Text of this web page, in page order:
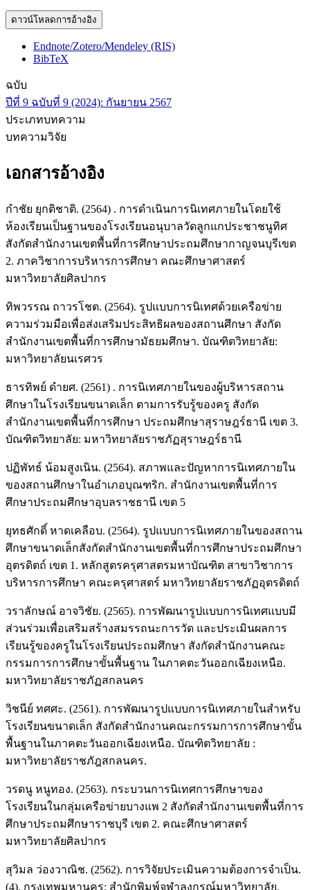
ดาวน์โหลดการอ้างอิง
Endnote/Zotero/Mendeley (RIS)
BibTeX
ฉบับ
ปีที่ 9 ฉบับที่ 9 (2024): กันยายน 2567
ประเภทบทความ
บทความวิจัย
เอกสารอ้างอิง
กำชัย ยุกติชาติ. (2564) . การดำเนินการนิเทศภายในโดยใช้
ห้องเรียนเป็นฐานของโรงเรียนอนุบาลวัดลูกแกประชาชนูทิศ
สังกัดสำนักงานเขตพื้นที่การศึกษาประถมศึกษากาญจนบุรีเขต
2. ภาควิชาการบริหารการศึกษา คณะศึกษาศาสตร์
มหาวิทยาลัยศิลปากร
ทิพวรรณ ถาวรโชต. (2564). รูปแบบการนิเทศด้วยเครือข่าย
ความร่วมมือเพื่อส่งเสริมประสิทธิผลของสถานศึกษา สังกัด
สำนักงานเขตพื้นที่การศึกษามัธยมศึกษา. บัณฑิตวิทยาลัย:
มหาวิทยาลัยนเรศวร
ธารทิพย์ ดำยศ. (2561) . การนิเทศภายในของผู้บริหารสถาน
ศึกษาในโรงเรียนขนาดเล็ก ตามการรับรู้ของครู สังกัด
สำนักงานเขตพื้นที่การศึกษา ประถมศึกษาสุราษฎร์ธานี เขต 3.
บัณฑิตวิทยาลัย: มหาวิทยาลัยราชภัฏสุราษฎร์ธานี
ปฏิพัทธ์ น้อมสูงเนิน. (2564). สภาพและปัญหาการนิเทศภายใน
ของสถานศึกษาในอำเภอบุณฑริก. สำนักงานเขตพื้นที่การ
ศึกษาประถมศึกษาอุบลราชธานี เขต 5
ยุทธศักดิ์ หาดเคลือบ. (2564). รูปแบบการนิเทศภายในของสถาน
ศึกษาขนาดเล็กสังกัดสำนักงานเขตพื้นที่การศึกษาประถมศึกษา
อุตรดิตถ์ เขต 1. หลักสูตรครุศาสตรมหาบัณฑิต สาขาวิชาการ
บริหารการศึกษา คณะครุศาสตร์ มหาวิทยาลัยราชภัฏอุตรดิตถ์
วราลักษณ์ อาจวิชัย. (2565). การพัฒนารูปแบบการนิเทศแบบมี
ส่วนร่วมเพื่อเสริมสร้างสมรรถนะการวัด และประเมินผลการ
เรียนรู้ของครูในโรงเรียนประถมศึกษา สังกัดสำนักงานคณะ
กรรมการการศึกษาขั้นพื้นฐาน ในภาคตะวันออกเฉียงเหนือ.
มหาวิทยาลัยราชภัฏสกลนคร
วิชนีย์ ทศศะ. (2561). การพัฒนารูปแบบการนิเทศภายในสำหรับ
โรงเรียนขนาดเล็ก สังกัดสำนักงานคณะกรรมการการศึกษาขั้น
พื้นฐานในภาคตะวันออกเฉียงเหนือ. บัณฑิตวิทยาลัย :
มหาวิทยาลัยราชภัฎสกลนคร.
วรดนู หนูทอง. (2563). กระบวนการนิเทศการศึกษาของ
โรงเรียนในกลุ่มเครือข่ายบางแพ 2 สังกัดสำนักงานเขตพื้นที่การ
ศึกษาประถมศึกษาราชบุรี เขต 2. คณะศึกษาศาสตร์
มหาวิทยาลัยศิลปากร
สุวิมล ว่องวาณิช. (2562). การวิจัยประเมินความต้องการจำเป็น.
(4). กรุงเทพมหานคร: สำนักพิมพ์จุฬาลงกรณ์มหาวิทยาลัย.